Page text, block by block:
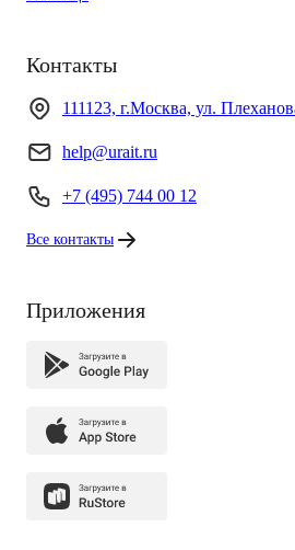
Контакты
111123, г.Москва, ул.
help@urait.ru
+7 (495) 744 00 12
Все контакты
Приложения